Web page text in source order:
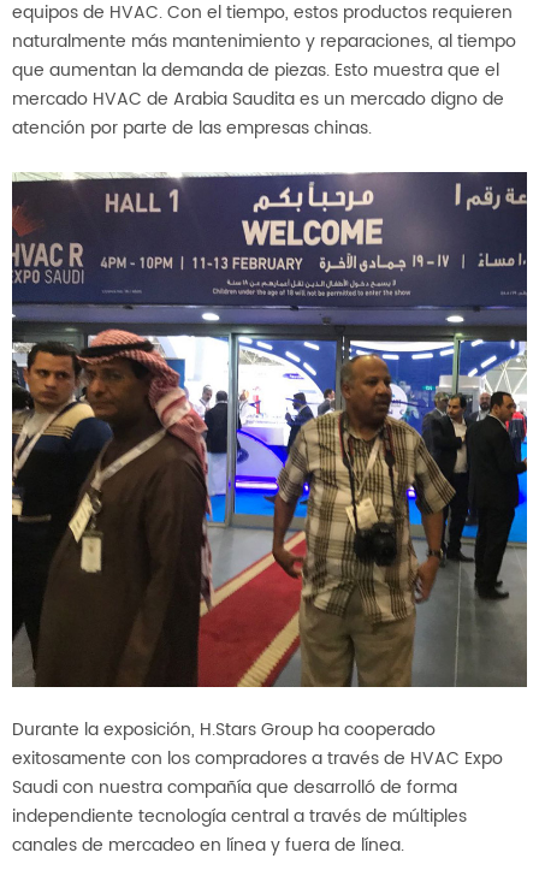
equipos de HVAC. Con el tiempo, estos productos requieren
naturalmente más mantenimiento y reparaciones, al tiempo
que aumentan la demanda de piezas. Esto muestra que el
mercado HVAC de Arabia Saudita es un mercado digno de
atención por parte de las empresas chinas.
Durante la exposición, H.Stars Group ha cooperado
exitosamente con los compradores a través de HVAC Expo
Saudi con nuestra compañía que desarrolló de forma
independiente tecnología central a través de múltiples
canales de mercadeo en línea y fuera de línea.